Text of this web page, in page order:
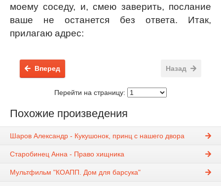
моему соседу, и, смею заверить, послание
ваше не останется без ответа. Итак,
прилагаю адрес:
Назад
Вперед
Перейти на страницу:
Похожие произведения
Шаров Александр - Кукушонок, принц с нашего двора
Старобинец Анна - Право хищника
Мультфильм "КОАПП. Дом для барсука"